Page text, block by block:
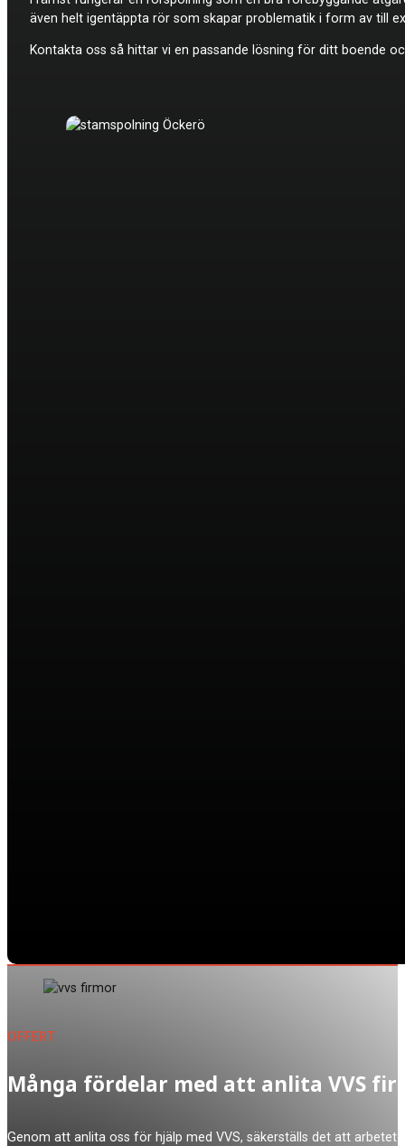
även helt igentäppta rör som skapar problematik i form av till
Kontakta oss så hittar vi en passande lösning för ditt boende
Många fördelar med att anlita VVS
Genom att anlita oss för hjälp med VVS, säkerställs det att
OFFERT